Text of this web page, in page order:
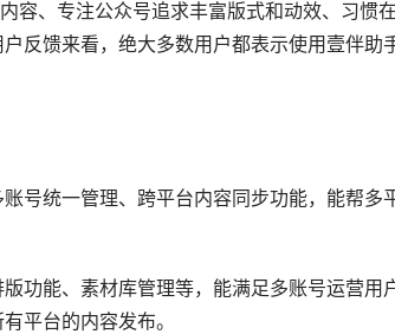
容、专注公众号追求丰富版式和动效、习惯
反馈来看，绝大多数用户都表示使用壹伴助
号统一管理、跨平台内容同步功能，能帮多
功能、素材库管理等，能满足多账号运营用
平台的内容发布。